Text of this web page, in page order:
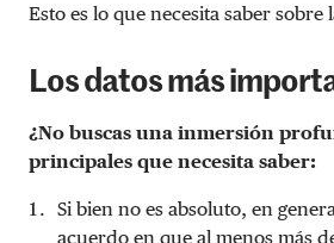
Esto es lo que necesita saber sobre
Los datos más
¿No buscas una inmersión
principales que necesita saber:
Si bien no es absoluto, en
acuerdo en que al menos más